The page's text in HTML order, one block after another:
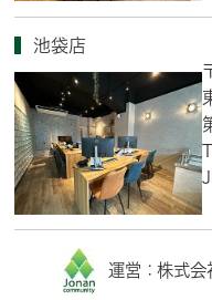
池袋店
運営：株式会